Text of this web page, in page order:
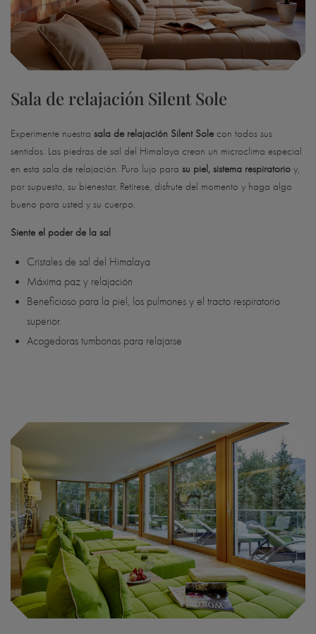
Sala de relajación Silent Sole
Experimente nuestra sala de relajación Silent Sole con todos sus
sentidos. Las piedras de sal del Himalaya crean un microclima especial
en esta sala de relajación. Puro lujo para su piel, sistema respiratorio y,
por supuesto, su bienestar. Retírese, disfrute del momento y haga algo
bueno para usted y su cuerpo.
Siente el poder de la sal
Cristales de sal del Himalaya
Máxima paz y relajación
Beneficioso para la piel, los pulmones y el tracto respiratorio
superior.
Acogedoras tumbonas para relajarse